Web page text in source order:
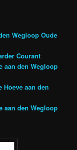
Wegloop Oude
Courant
aan den Wegloop
Hoeve aan den
aan den Wegloop